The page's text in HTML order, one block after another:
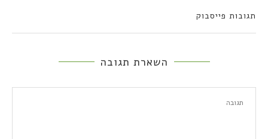
תגובות פייסבוק
השארת תגובה